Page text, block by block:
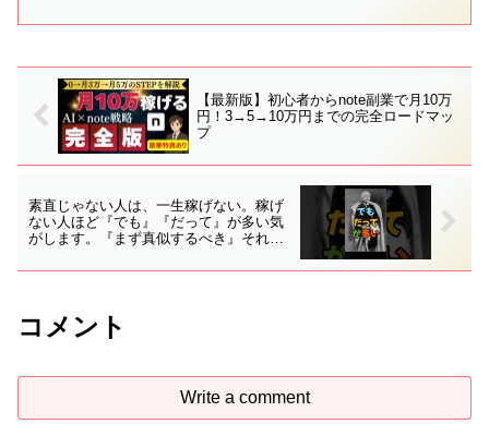
【最新版】初心者からnote副業で月10万
円！3→5→10万円までの完全ロードマッ
プ
素直じゃない人は、一生稼げない。稼げ
ない人ほど『でも』『だって』が多い気
がします。『まず真似するべき』それと
アップ #ネット副業 #副収入
コメント
Write a comment